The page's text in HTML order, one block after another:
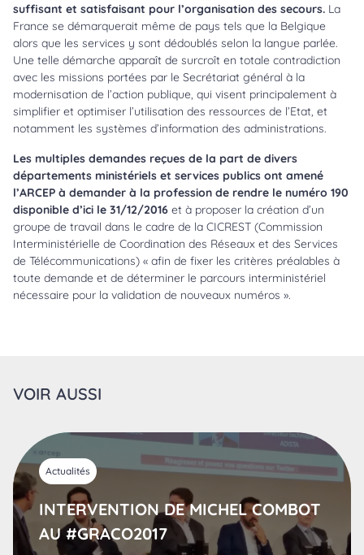
suffisant et satisfaisant pour l’organisation des secours. La
France se démarquerait même de pays tels que la Belgique
alors que les services y sont dédoublés selon la langue parlée.
Une telle démarche apparaît de surcroît en totale contradiction
avec les missions portées par le Secrétariat général à la
modernisation de l’action publique, qui visent principalement à
simplifier et optimiser l’utilisation des ressources de l’Etat, et
notamment les systèmes d’information des administrations.
Les multiples demandes reçues de la part de divers
départements ministériels et services publics ont amené
l’ARCEP à demander à la profession de rendre le numéro 190
disponible d’ici le 31/12/2016 et à proposer la création d’un
groupe de travail dans le cadre de la CICREST (Commission
Interministérielle de Coordination des Réseaux et des Services
de Télécommunications) « afin de fixer les critères préalables à
toute demande et de déterminer le parcours interministériel
nécessaire pour la validation de nouveaux numéros ».
VOIR AUSSI
Actualités
INTERVENTION DE MICHEL COMBOT
AU #GRACO2017